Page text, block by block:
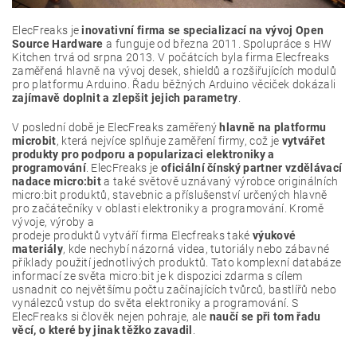
ElecFreaks jeinovativní firma se specializací na vývoj Open
Source Hardware a funguje od března 2011. Spolupráce s HW
Kitchen trvá od srpna 2013. V počátcích byla firma Elecfreaks
zaměřená hlavně na vývoj desek, shieldů a rozšiřujících modulů
pro platformu Arduino. Řadu běžných Arduino věciček dokázali
zajímavě doplnit a zlepšit jejich parametry
V poslední době je ElecFreaks zaměřený hlavně na platformu
microbit, která nejvíce splňuje zaměření firmy, což je vytvářet
produkty pro podporu a popularizaci elektroniky a
programování. ElecFreaks je oficiální čínský partner vzdělávací
nadace micro:bita také světově uznávaný výrobce originálních
micro:bit produktů, stavebnic a příslušenství určených hlavně
pro začátečníky v oblasti elektroniky a programování. Kromě
vývoje, výroby a
prodeje produktů vytváří firma Elecfreaks takévýukové
materiály, kde nechybí názorná videa, tutoriály nebo zábavné
příklady použití jednotlivých produktů. Tato komplexní databáze
informací ze světa micro:bit je k dispozici zdarma s cílem
usnadnit co největšímu počtu začínajících tvůrců, bastlířů nebo
vynálezců vstup do světa elektroniky a programování. S
ElecFreaks si člověk nejen pohraje, ale naučí se při tom řadu
věcí, o které by jinak těžko zavadil